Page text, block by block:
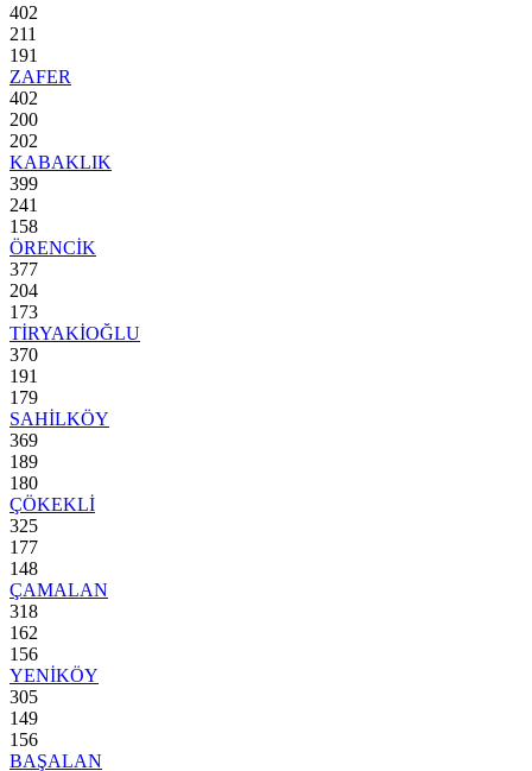
402
211
191
ZAFER
402
200
202
KABAKLIK
399
241
158
ÖRENCİK
377
204
173
TİRYAKİOĞLU
370
191
179
SAHİLKÖY
369
189
180
ÇÖKEKLİ
325
177
148
ÇAMALAN
318
162
156
YENİKÖY
305
149
156
BAŞALAN